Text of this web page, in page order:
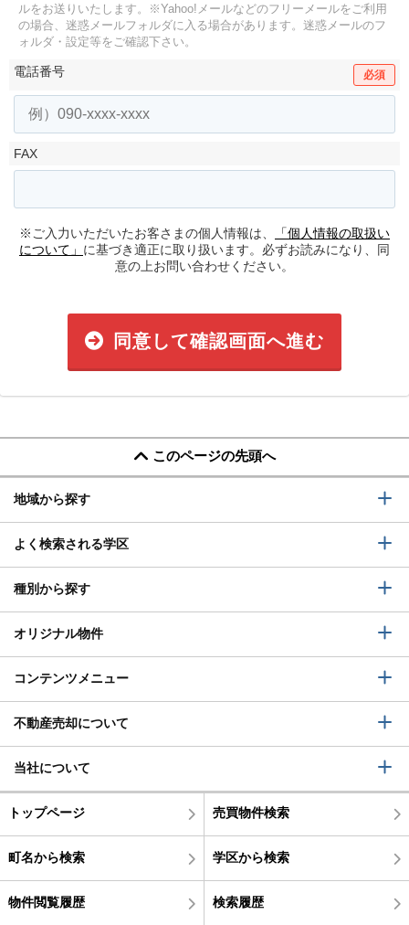
ルをお送りいたします。
※Yahoo!メールなどのフリーメールをご利用
の場合、迷惑メールフォルダに入る場合があります。 迷惑メールのフ
ォルダ・設定等をご確認下さい。
電話番号 必須
FAX
※ご入力いただいたお客さまの個人情報は、
「個人情報の取扱い
について」 に基づき適正に取り扱います。必ずお読みになり、同
意の上お問い合わせください。
同意して確認画面へ進む
このページの先頭へ
地域から探す
よく検索される学区
種別から探す
オリジナル物件
コンテンツメニュー
不動産売却について
当社について
トップページ 売買物件検索
町名から検索 学区から検索
物件閲覧履歴 検索履歴